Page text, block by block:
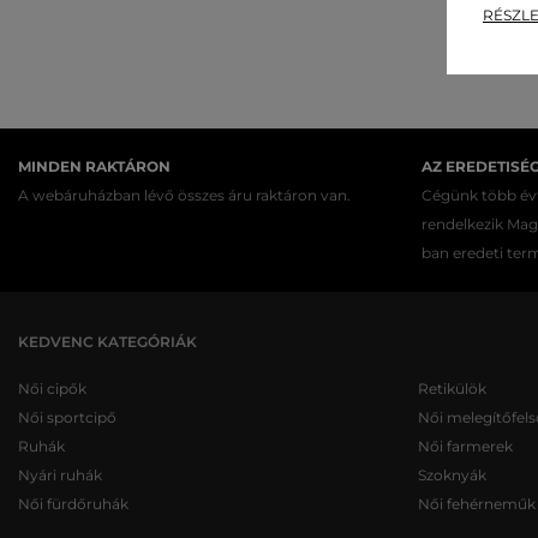
MINDEN RAKTÁRON
A webáruházban lévő összes áru raktáron van.
AZ
Cégünk több
rendelkezik
ban eredeti
KEDVENC KATEGÓRIÁK
Női cipők
Női sportcipő
Ruhák
Nyári ruhák
Női fürdőruhák
Retikülök
Női
Női farmerek
Szoknyák
Női fehérneműk